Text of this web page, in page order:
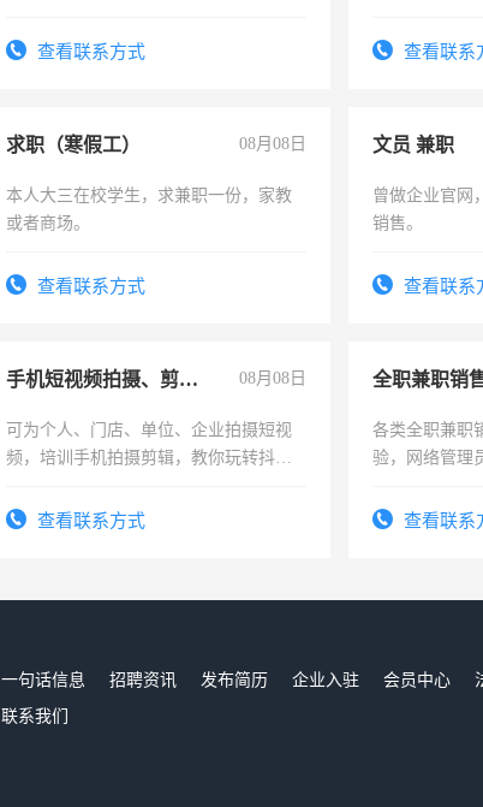
查看联系方式 查看联系
求职（寒假工） 08月08日
本人大三在校学生，求兼职一份，家教
或者商场。
查看联系方式
文员 兼职
曾做企业官网
销售。
查看联系
手机短视频拍摄、剪辑、抖音快手 08月08日
可为个人、门店、单位、企业拍摄短视
频，培训手机拍摄剪辑，教你玩转抖音
频，培训手机拍摄剪辑，教你玩转抖
查看联系方式
全职兼职销
各类全职兼职
验，网络管理
有高低压电工
查看联系
一句话信息 招聘资讯 发布简历 企业入驻 会员中心
联系我们